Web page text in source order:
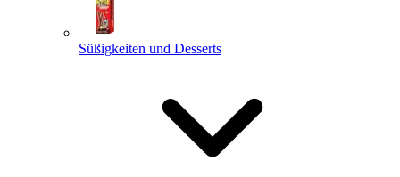
Süßigkeiten und Desserts